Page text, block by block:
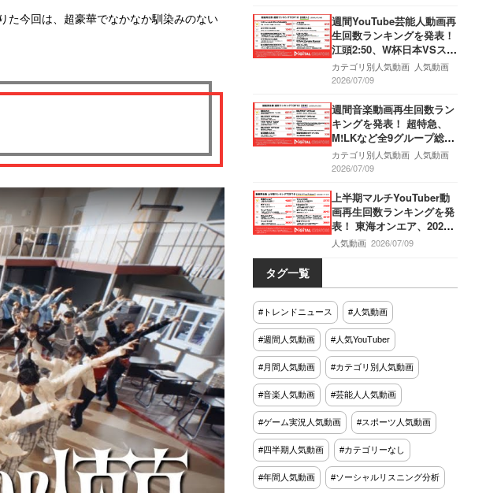
た今回は、超豪華でなかなか馴染みのない
破‼Mrs.GREEN APPLE、
「lulu.」MV6200万回再生
突破‼M!LK、「爆裂愛して
る」第3位獲得‼
週間YouTube芸能人動画再
生回数ランキングを発表！
江頭2:50、W杯日本VSスウ
ェーデンで現地・ダラス
へ‼懐かしの金ピカ衣装で
菊池風磨復帰‼神楽坂のて
んぷらの名店へ！捨て猫オ
ーディション最終回公開‼
カテゴリ別人気動画 人気動画
2026/07/09
週間音楽動画再生回数ラン
キングを発表！ 超特急、
M!LKなど全9グループ総勢
60名大集合‼EBiDAN、「Y
es! 東京」MV公開‼BE:FIR
sing」MV公開‼Move ver.
＆Story ver.の2本立てMV‼
THE FIRST TAKE、Kvi Ba
ba＆KREVA登場‼
カテゴリ別人気動画 人気動画
2026/07/09
上半期マルチYouTuber動
画再生回数ランキングを発
表！ 東海オンエア、2026
年初大食い公開半年420万
00種類お酒図鑑ハワイ編‼
人気動画 2026/07/09
タグ一覧
#トレンドニュース #人気動画
#週間人気動画 #人気YouTuber
#月間人気動画 #カテゴリ別人気動画
#音楽人気動画 #芸能人人気動画
#ゲーム実況人気動画 #スポーツ人気動画
#四半期人気動画 #カテゴリーなし
#年間人気動画 #ソーシャルリスニング分析